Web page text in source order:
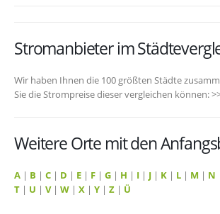
Stromanbieter im
Wir haben Ihnen die 100 größten Städte
Sie die Strompreise dieser vergleichen können:
Weitere Orte mit den
A | B | C | D | E | F | G | H | I | J | K | L | M | N
T | U | V| W | X | Y | Z | Ü